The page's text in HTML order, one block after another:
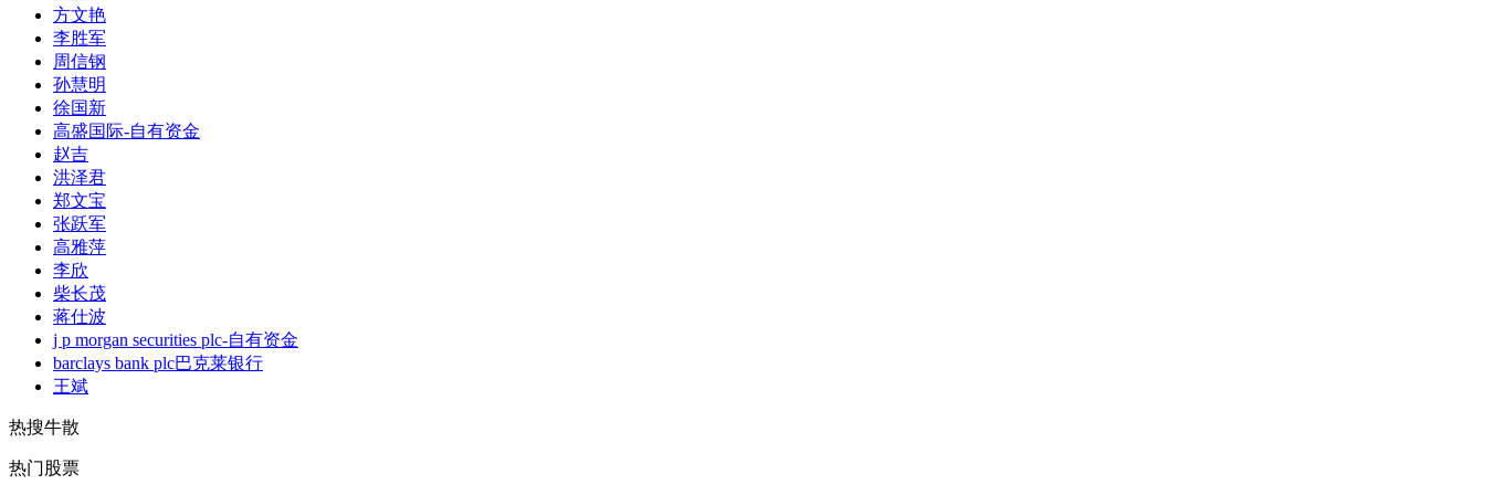
方文艳
李胜军
周信钢
孙慧明
徐国新
高盛国际-自有资金
赵吉
洪泽君
郑文宝
张跃军
高雅萍
李欣
柴长茂
蒋仕波
j p morgan securities plc-自有资金
barclays bank plc巴克莱银行
王斌
热搜牛散
热门股票